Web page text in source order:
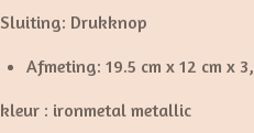
Sluiting: Drukknop
Afmeting: 19.5 cm x 12 cm x
kleur : ironmetal metallic